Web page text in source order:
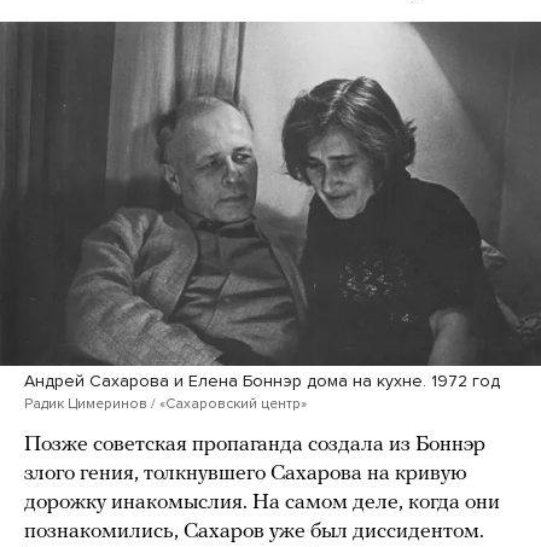
Андрей Сахарова и Елена Боннэр дома на кухне. 1972 год
Радик Цимеринов / «Сахаровский центр»
Позже советская пропаганда создала из Боннэр
злого гения, толкнувшего Сахарова на кривую
дорожку инакомыслия. На самом деле, когда они
познакомились, Сахаров уже был диссидентом.